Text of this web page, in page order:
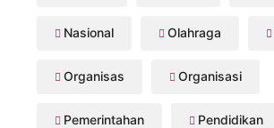
Nasional Olahraga
Organisas Organisasi
Pemerintahan Pendidikan